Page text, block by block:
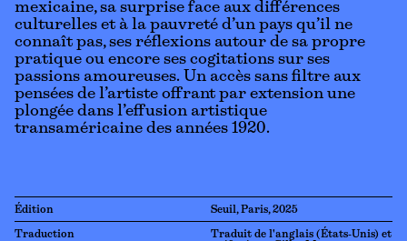
mexicaine, sa surprise face aux différences
culturelles et à la pauvreté d’un pays qu’il ne
connaît pas, ses réflexions autour de sa propre
pratique ou encore ses cogitations sur ses
passions amoureuses. Un accès sans filtre aux
pensées de l’artiste offrant par extension une
plongée dans l’effusion artistique
transaméricaine des années 1920.
Édition Seuil, Paris, 2025
Traduction Traduit de l'anglais (États-Unis) et